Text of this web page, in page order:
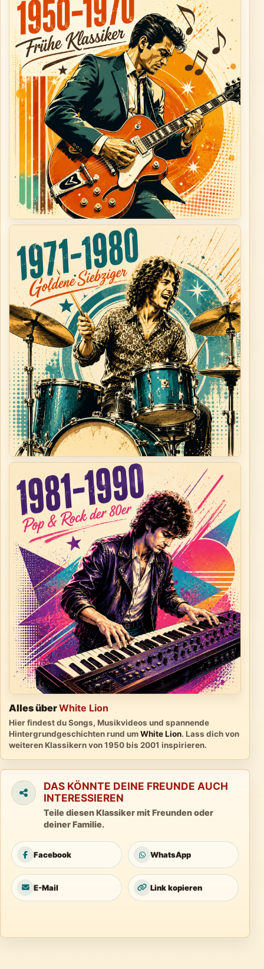
Alles überWhite Lion
Hier findest du Songs, Musikvideos und spannende
Hintergrundgeschichten rund umWhite Lion. Lass dich von
weiteren Klassikern von 1950 bis 2001 inspirieren.
DAS KÖNNTE DEINE FREUNDE AUCH
INTERESSIEREN
Teile diesen Klassiker mit Freunden oder
deiner Familie.
Facebook WhatsApp
E-Mail Link kopieren